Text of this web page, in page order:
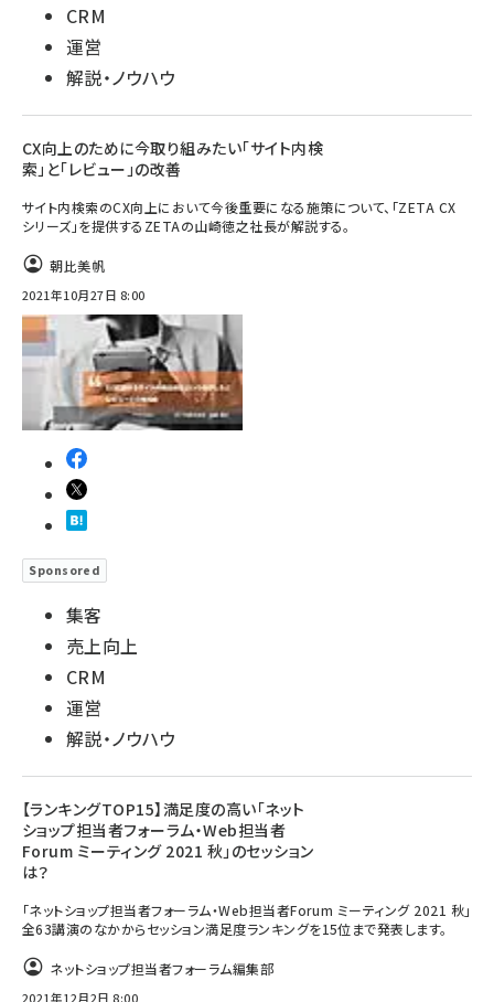
CRM
運営
解説・ノウハウ
CX向上のために今取り組みたい「サイト内検
索」と「レビュー」の改善
サイト内検索のCX向上において今後重要になる施策について、「ZETA CX
シリーズ」を提供するZETAの山崎徳之社長が解説する。
朝比美帆
2021年10月27日 8:00
Sponsored
集客
売上向上
CRM
運営
解説・ノウハウ
【ランキングTOP15】満足度の高い「ネット
ショップ担当者フォーラム・Web担当者
Forum ミーティング 2021 秋」のセッション
は？
「ネットショップ担当者フォーラム・Web担当者Forum ミーティング 2021 秋」
全63講演のなかからセッション満足度ランキングを15位まで発表します。
ネットショップ担当者フォーラム編集部
2021年12月2日 8:00